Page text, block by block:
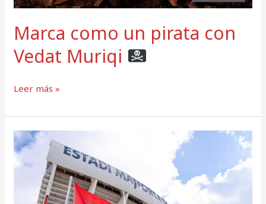
Marca como un pirata con
Vedat Muriqi
Leer más »
Son
Moix:
Es
nuestro
espacio